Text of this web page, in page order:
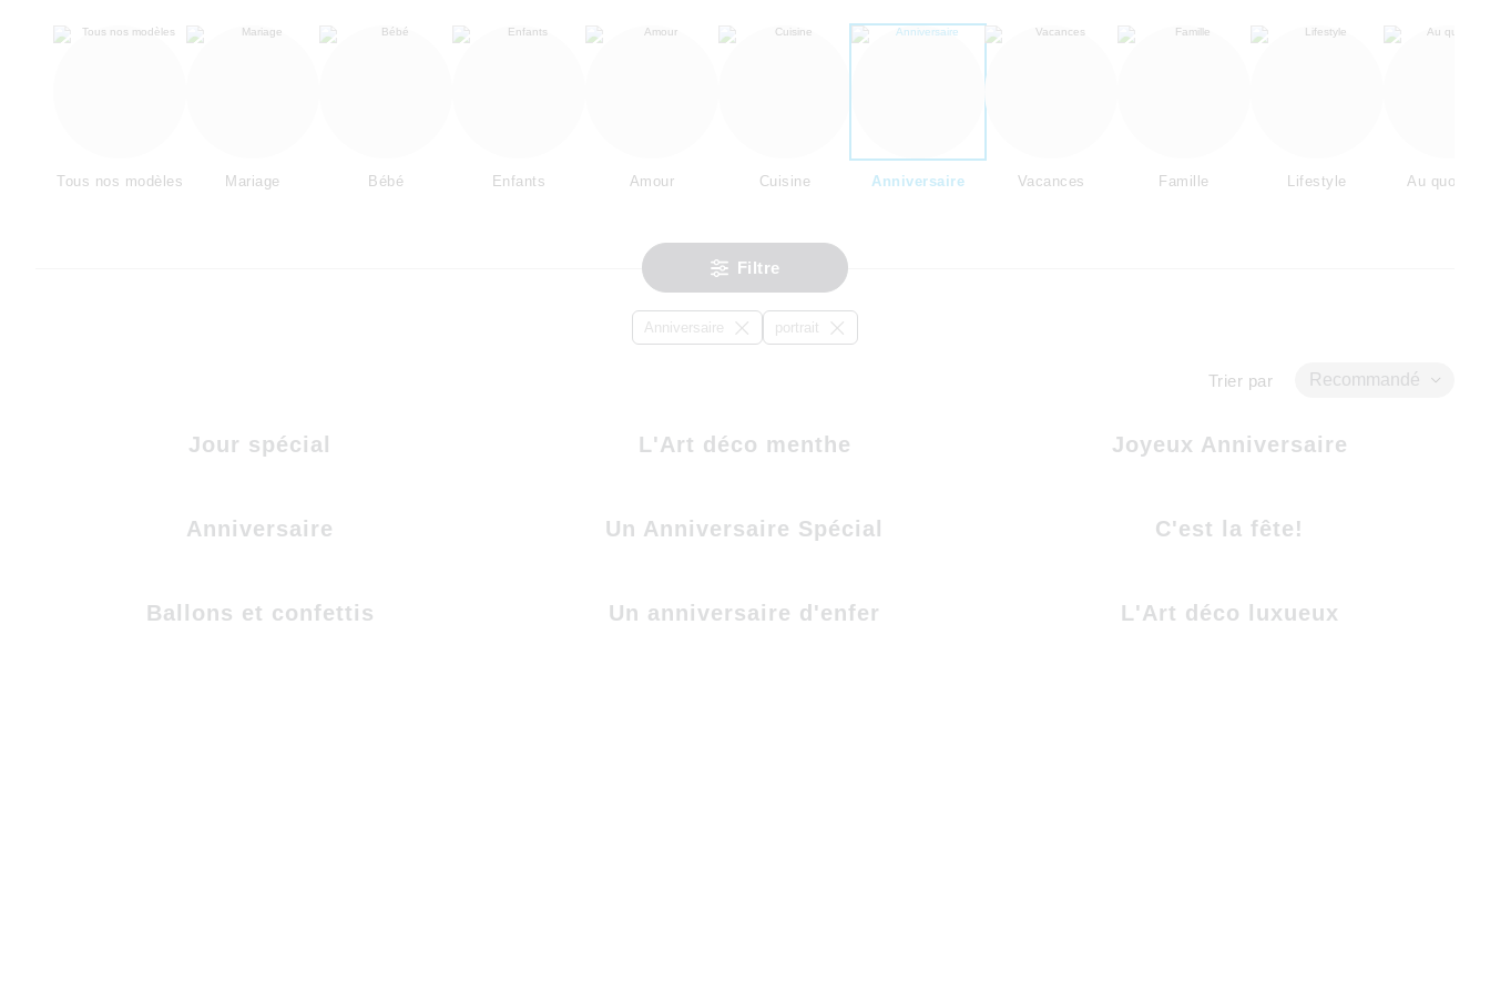
Tous nos modèles Mariage Bébé Enfants Amour Cuisine Anniversaire Vacances Famille Lifestyle Au
Filtre
Anniversaire portrait
Trier par Recommandé
Jour spécial L'Art déco menthe Joyeux Anniversaire
Anniversaire Un Anniversaire Spécial C'est la fête!
Ballons et confettis Un anniversaire d'enfer L'Art déco luxueux